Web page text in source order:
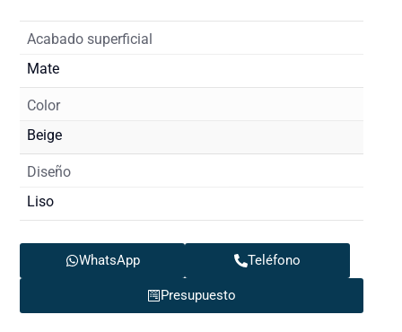
Acabado superficial
Mate
Color
Beige
Diseño
Liso
WhatsApp Teléfono
Presupuesto